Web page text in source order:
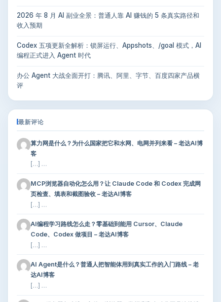
2026 年 8 月 AI 副业全景：普通人靠 AI 赚钱的 5 条真实路径和
收入预期
Codex 五项更新全解析：锁屏运行、Appshots、/goal 模式，AI
编程正式进入 Agent 时代
办公 Agent 大战全面开打：腾讯、阿里、字节、百度四家产品横
评
最新评论
算力网是什么？为什么国家把它和水网、电网并列来看 – 老达AI博
客
[…] …
MCP浏览器自动化怎么用？让 Claude Code 和 Codex 完成网
页检查、填表和截图验收 – 老达AI博客
[…] …
AI编程学习路线怎么走？零基础到能用 Cursor、Claude
Code、Codex 做项目 – 老达AI博客
[…] …
AI Agent是什么？普通人把智能体用到真实工作的入门路线 – 老
达AI博客
[…] …